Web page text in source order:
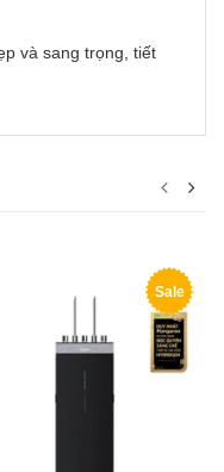
và sang trọng, tiết
Sale